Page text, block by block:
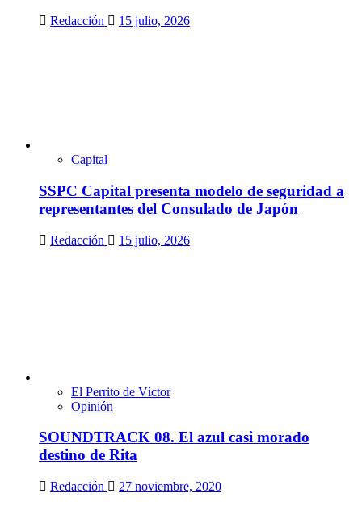
Redacción 15 julio, 2026
Capital
SSPC Capital presenta modelo de seguridad a
representantes del Consulado de Japón
Redacción 15 julio, 2026
El Perrito de Víctor
Opinión
SOUNDTRACK 08. El azul casi morado
destino de Rita
Redacción 27 noviembre, 2020